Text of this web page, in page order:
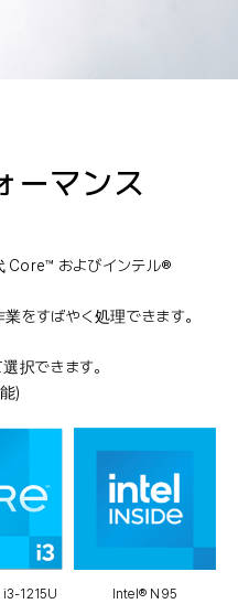
ーマンス
Core™ およびインテル®
をすばやく処理できます。
択できます。
)
i3-1215U
Intel® N95